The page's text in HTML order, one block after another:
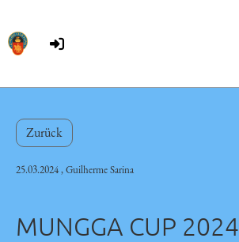
Zurück
25.03.2024, Guilherme Sarina
MUNGGA CUP 2024